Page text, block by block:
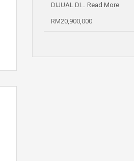
DIJUAL DI… Read More
RM20,900,000